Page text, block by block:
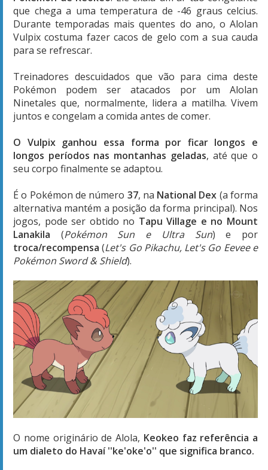
que chega a uma temperatura de -46 graus celcius.
Durante temporadas mais quentes do ano, o Alolan
Vulpix costuma fazer cacos de gelo com a sua cauda
para se refrescar.
Treinadores descuidados que vão para cima deste
Pokémon podem ser atacados por um Alolan
Ninetales que, normalmente, lidera a matilha. Vivem
juntos e congelam a comida antes de comer.
O Vulpix ganhou essa forma por ficar longos e
longos períodos nas montanhas geladas, até que o
seu corpo finalmente se adaptou.
É o Pokémon de número 37, na National Dex (a forma
alternativa mantém a posição da forma principal). Nos
jogos, pode ser obtido no Tapu Village e no Mount
Lanakila (Pokémon Sun e Ultra Sun) e por
troca/recompensa(Let's Go Pikachu, Let's Go Eevee e
Pokémon Sword & Shield).
O nome originário de Alola, Keokeo faz referência a
um dialeto do Havaí ''ke'oke'o'' que significa branco.